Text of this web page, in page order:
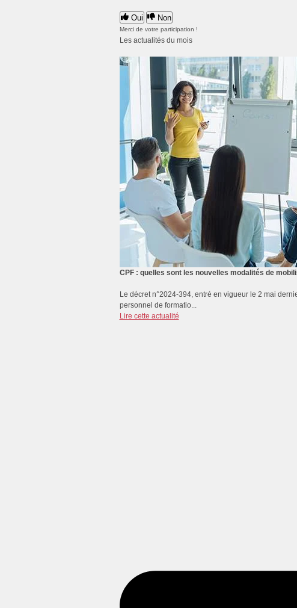
Oui Non
Merci de votre participation !
Les actualités du mois
CPF : quelles sont les nouvelles modalités de
Le décret n°2024-394, entré en vigueur le 2 mai
personnel de formatio...
Lire cette actualité